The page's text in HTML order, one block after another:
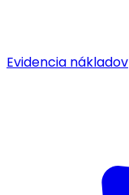
Evidencia nákladov